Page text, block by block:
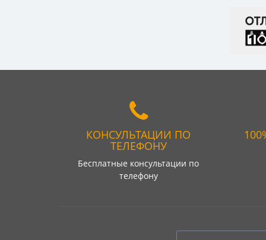
КОНСУЛЬТАЦИИ ПО
ТЕЛЕФОНУ
Бесплатные консультации по
телефону